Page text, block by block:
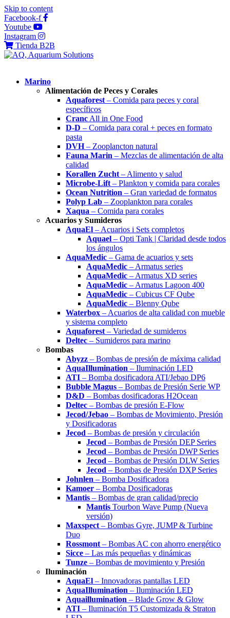
Skip to content
Facebook-f
Youtube
Instagram
Tienda B2B
Marino
Alimentación de Peces y Corales
Aquaforest – Comida para peces y coral
específicos
Cranc All in One Food
D-D – Comida para coral + peces en formato
pasta
DVH– Zooplancton natural
Fauna Marin – Mezclas de alimentación de alta
calidad
Korallen Zucht – Alimento y salud
Microbe-Lift – Plankton y comida para corales
Ocean Nutrition – Gran variedad de formatos
Polyp Lab – Zooplankton para corales
Xaqua – Comida para corales
Acuarios y Sumideros
AquaEl – Acuarios i Sets completos
Aquael – Opti Tank | Claridad desde todos
los ángulos
AquaMedic – Gama de acuarios y sets
AquaMedic – Armatus series
AquaMedic – Armatus XD series
AquaMedic – Armatus Lagoon 400
AquaMedic – Cubicus CF Qube
AquaMedic – Blenny Qube
Waterbox – Acuarios de alta calidad con mueble
y sistema completo
Aquaforest – Variedad de sumideros
Deltec – Sumideros para marino
Bombas
Abyzz – Bombas de presión de máxima calidad
AquaIllumination – Iluminación LED
ATI – Bomba dosificadora ATI/Jebao DP6
Bubble Magus – Bombas de Presión Serie WP
D&D – Bombas dosificadoras H2Ocean
Deltec – Bombas de presión E-Flow
Jecod/Jebao – Bombas de Movimiento, Presión
y Dosificadoras
Jecod – Bombas de presión y circulación
Jecod – Bombas de Presión DEP Series
Jecod – Bombas de Presión DWP Series
Jecod – Bombas de Presión DLW Series
Jecod – Bombas de Presión DXP Series
Johnlen – Bomba Dosificadora
Kamoer – Bomba Dosificadoras
Mantis – Bombas de gran calidad/precio
Mantis Tourbon Wave Pump (Nueva
versión)
Maxspect – Bombas Gyre, JUMP & Turbine
Duo
Rossmont – Bombas AC con ahorro energético
Sicce – Las más pequeñas y dinámicas
Tunze – Bombas de movimiento y Presión
Iluminación
AquaEl – Innovadoras pantallas LED
AquaIllumination – Iluminación LED
Aquaillumination – Blade Grow & Glow
ATI – Iluminación T5 Customizada & Straton